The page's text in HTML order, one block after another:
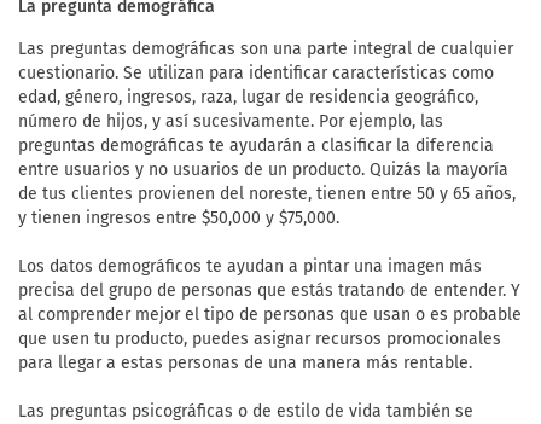
La pregunta demográfica
Las preguntas demográficas son una parte integral de cualquier
cuestionario. Se utilizan para identificar características como
edad, género, ingresos, raza, lugar de residencia geográfico,
número de hijos, y así sucesivamente. Por ejemplo, las
preguntas demográficas te ayudarán a clasificar la diferencia
entre usuarios y no usuarios de un producto. Quizás la mayoría
de tus clientes provienen del noreste, tienen entre 50 y 65 años,
y tienen ingresos entre $50,000 y $75,000.
Los datos demográficos te ayudan a pintar una imagen más
precisa del grupo de personas que estás tratando de entender. Y
al comprender mejor el tipo de personas que usan o es probable
que usen tu producto, puedes asignar recursos promocionales
para llegar a estas personas de una manera más rentable.
Las preguntas psicográficas o de estilo de vida también se